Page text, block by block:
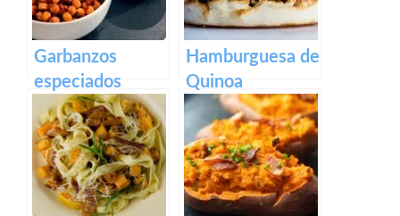
Garbanzos
especiados
Hamburguesa de
Quinoa